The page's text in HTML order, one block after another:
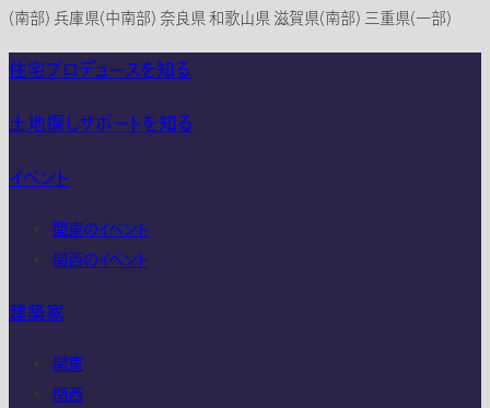
(南部) 兵庫県(中南部) 奈良県 和歌山県 滋賀県(南部) 三重県(一部)
住宅プロデュースを知る
土地探しサポートを知る
イベント
関東のイベント
関西のイベント
建築家
関東
関西